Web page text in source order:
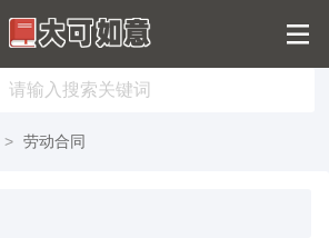
> 劳动合同